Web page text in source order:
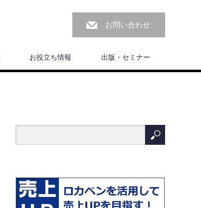
お問い合わせ
お役立ち情報 出版・セミナー